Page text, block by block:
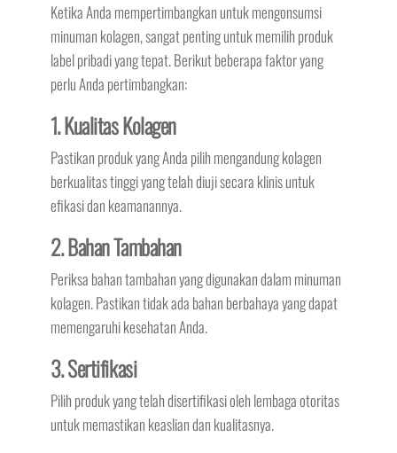
Ketika Anda mempertimbangkan untuk mengonsumsi
minuman kolagen, sangat penting untuk memilih produk
label pribadi yang tepat. Berikut beberapa faktor yang
perlu Anda pertimbangkan:
1. Kualitas Kolagen
Pastikan produk yang Anda pilih mengandung kolagen
berkualitas tinggi yang telah diuji secara klinis untuk
efikasi dan keamanannya.
2. Bahan Tambahan
Periksa bahan tambahan yang digunakan dalam minuman
kolagen. Pastikan tidak ada bahan berbahaya yang dapat
memengaruhi kesehatan Anda.
3. Sertifikasi
Pilih produk yang telah disertifikasi oleh lembaga otoritas
untuk memastikan keaslian dan kualitasnya.